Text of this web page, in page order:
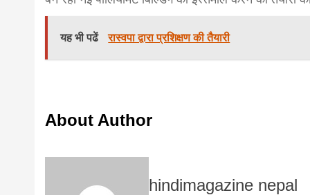
यह भी पढें रास्वपा द्वारा प्रशिक्षण की तैयारी
About Author
hindimagazine nepal